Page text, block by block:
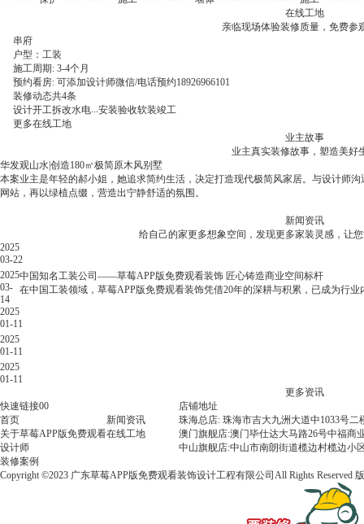
在线工地
亲临现场体验装修质量，免费参
串府
户型： 工装
施工周期: 3-4个月
预约看房: 可添加设计师微信/电话预约18926966101
装修动态共4条
设计开工拆改水电...安装验收软装竣工
更多在线工地
四居室
装修动态共7条
设计开工拆改水电...安装验收软装竣工
三居室
装修动态共6条
设计开工拆改水电...安装验收软装竣工
二居室
装修动态共6条
设计开工拆改水电...安装验收软装竣工
业主故事
业主真实装修故事，塑造美好
华发观山水|创造180㎡极简原木风别墅
本案业主是年轻的郝小姐，她追求简约生活，决定打造现代极简风家居。与设计
网站，再以绿植点缀，营造出宁静舒适的氛围。
格力广场|130㎡现代简约式温馨生活！
本案业主李女士喜欢现代简约，偏好粉白基调，清新雅致的空间。设计师选用柔和灯
装修，与设计师沟通细节，最终呈现完美落地效果。
中海十里观澜|136㎡居家空间，将惬意进行到底！
本期的案例完全满足董女士对家的想象，136平方，4房2厅，6M深的大横厅格局
空间的利用率。
悦湾府|790㎡新中式，打造多功能别墅！
赵先生购置了一栋心仪已久的别墅，想将其打造为既彰显品味又能承载家庭欢乐的理
草莓APP版免费观看进行合作。装修公司的草莓视频APP污版黄色下载团队详细了解
华发观山水|创造180㎡极简原木风别墅
格力广场|130㎡现代简约式温馨生活！
中海十里观澜|136㎡居家空间，将惬意进行到底！
悦湾府|790㎡新中式，打造多功能别墅！
新闻资讯
给自己的家更多想象空间，发现更多家装灵感，
办公室装修必看指南：打工人看了都叫好的装修避坑大招
2025.03.22
办
公
室
装
修
必
看
指
打
工
人
看
了
都
2025
03-22
2025
03-
14
中国知名工装公司——草莓APP版免费观看装饰 匠心铸造商业空间标杆
在中国工装领域，草莓APP版免费观看装饰凭借20年的深耕与积累，已成为
2025
01-11
2025
01-11
2025
01-11
更多资讯
快速链接00
首页
关于草莓APP版免费观看
设计师
装修案例
新闻资讯
在线工地
店铺地址
珠海总店: 珠海市吉大九洲大道中1033号二
澳门旗舰店:澳门毕仕达大马路26号中福商
中山旗舰店:中山市南朗街道榄边村榄边小
Copyright ©2023 广东草莓APP版免费观看装饰设计工程有限公司All Rights Reserved